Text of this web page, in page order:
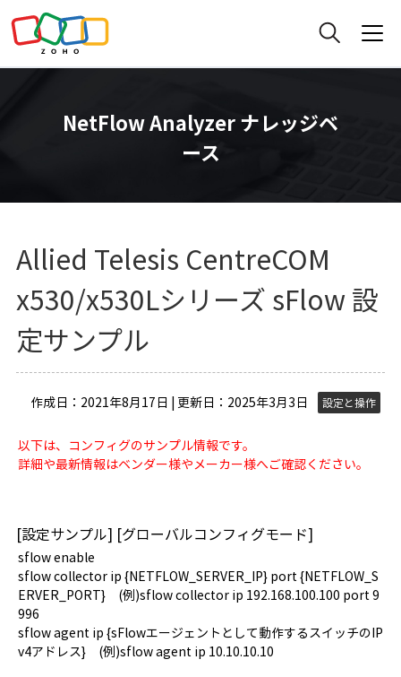
NetFlow Analyzer ナレッジベ
ース
Allied Telesis CentreCOM
x530/x530Lシリーズ sFlow 設
定サンプル
作成日：2021年8月17日 | 更新日：2025年3月3日 設定と操作
以下は、コンフィグのサンプル情報です。
詳細や最新情報はベンダー様やメーカー様へご確認ください。
[設定サンプル] [グローバルコンフィグモード]
sflow enable
sflow collector ip {NETFLOW_SERVER_IP} port {NETFLOW_S
ERVER_PORT} (例)sflow collector ip 192.168.100.100 port 9
996
sflow agent ip {sFlowエージェントとして動作するスイッチのIP
v4アドレス} (例)sflow agent ip 10.10.10.10